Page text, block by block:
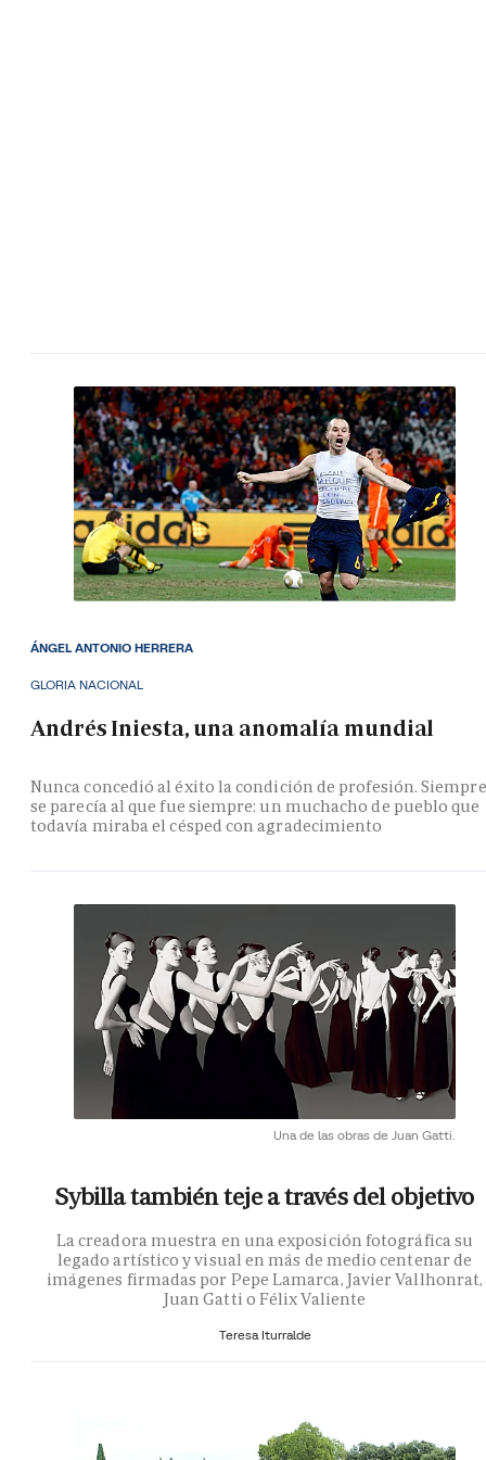
GLORIA NACIONAL
Andrés Iniesta, una anomalía mundial
Nunca concedió al éxito la condición de profesión. Siempre
se parecía al que fue siempre: un muchacho de pueblo que
todavía miraba el césped con agradecimiento
ÁNGEL ANTONIO HERRERA
Una de las obras de Juan Gatti.
Sybilla también teje a través del objetivo
La creadora muestra en una exposición fotográfica su
legado artístico y visual en más de medio centenar de
imágenes firmadas por Pepe Lamarca, Javier Vallhonrat,
Juan Gatti o Félix Valiente
Teresa Iturralde